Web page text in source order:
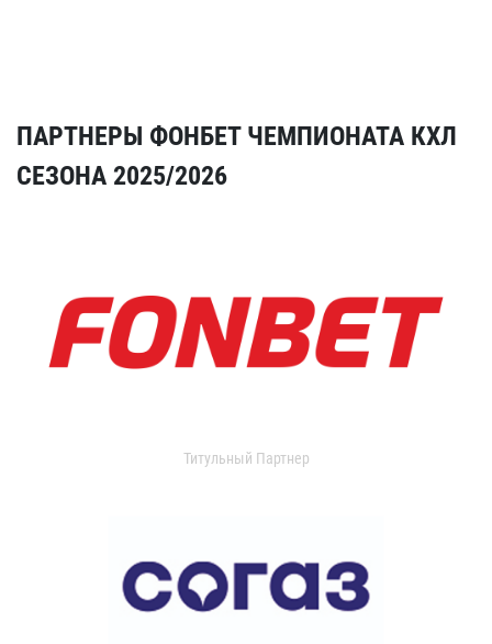
ПАРТНЕРЫ ФОНБЕТ ЧЕМПИОНАТА КХЛ
СЕЗОНА 2025/2026
Титульный Партнер